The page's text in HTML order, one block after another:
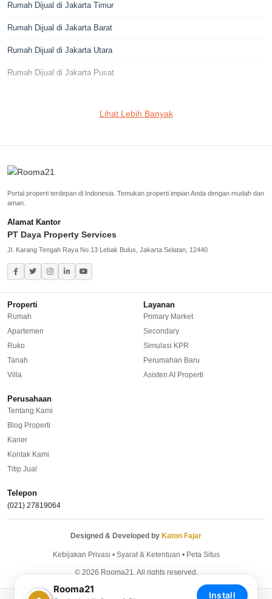
Rumah Dijual di Jakarta Timur
Rumah Dijual di Jakarta Barat
Rumah Dijual di Jakarta Utara
Rumah Dijual di Jakarta Pusat
Rumah Dijual di Kebayoran Baru
Rumah Dijual di Cinere
Rumah Dijual di Bekasi
Rumah Dijual di Bogor
Rumah Dijual di Tangerang Selatan
Rumah Dijual di Depok
Bandung
Surabaya
Bali
Overseas
Lihat Lebih Banyak
Portal properti terdepan di Indonesia. Temukan properti impian Anda dengan mudah dan
aman.
Alamat Kantor
PT Daya Property Services
Jl. Karang Tengah Raya No.13 Lebak Bulus, Jakarta Selatan, 12440
Properti
Rumah
Apartemen
Ruko
Tanah
Villa
Layanan
Primary Market
Secondary
Simulasi KPR
Perumahan Baru
Asisten AI Properti
Perusahaan
Tentang Kami
Blog Properti
Karier
Kontak Kami
Titip Jual
Telepon
(021) 27819064
Designed & Developed by Katon Fajar
Kebijakan Privasi • Syarat & Ketentuan • Peta Situs
© 2026 Rooma21. All rights reserved.
Rooma21
Install